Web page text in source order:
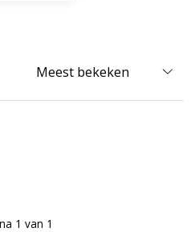
1 van 1